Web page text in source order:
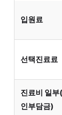
입원료
선택진료료
진료비 일부
인부담금)